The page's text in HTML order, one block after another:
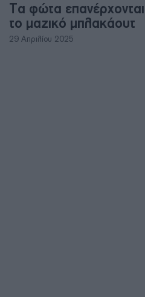
Τα φώτα
το μαζικό μπλακάουτ
29 Απριλίου 2025